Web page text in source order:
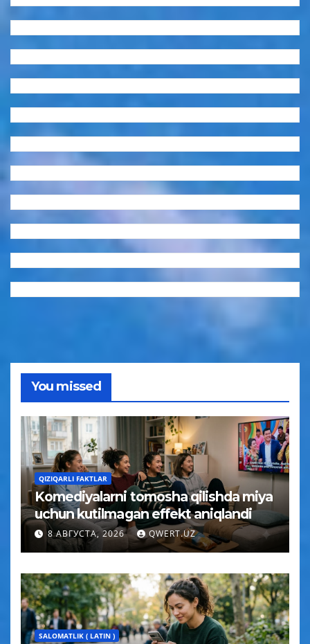
You missed
QIZIQARLI FAKTLAR
Komediyalarni tomosha qilishda miya
uchun kutilmagan effekt aniqlandi
8 АВГУСТА, 2026 QWERT.UZ
SALOMATLIK ( LATIN )